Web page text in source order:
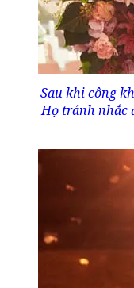
Sau khi công
Họ tránh nhắc